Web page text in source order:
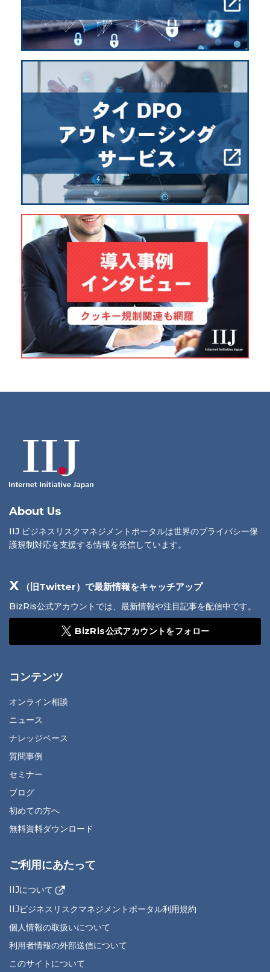
About Us
IIJ ビジネスリスクマネジメントポータルは世界のプライバシー保
護規制対応を支援する情報を発信しています。
X （旧Twitter）で最新情報をキャッチアップ
BizRis公式アカウントでは、最新情報や注目記事を配信中です。
BizRis公式アカウントをフォロー
コンテンツ
オンライン相談
ニュース
ナレッジベース
質問事例
セミナー
ブログ
初めての方へ
無料資料ダウンロード
ご利用にあたって
IIJについて
IIJビジネスリスクマネジメントポータル利用規約
個人情報の取扱いについて
利用者情報の外部送信について
このサイトについて